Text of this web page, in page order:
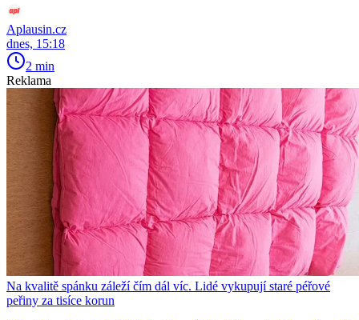
Aplausin.cz
dnes, 15:18
2 min
Reklama
Na kvalitě spánku záleží čím dál víc. Lidé vykupují staré péřové
peřiny za tisíce korun